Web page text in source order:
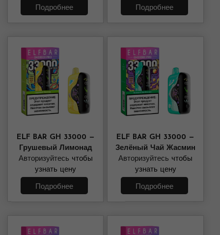
Подробнее Подробнее
ELF BAR GH 33000 —
Грушевый Лимонад
Авторизуйтесь чтобы
узнать цену
Подробнее
ELF BAR GH 33000 —
Зелёный Чай Жасмин
Авторизуйтесь чтобы
узнать цену
Подробнее